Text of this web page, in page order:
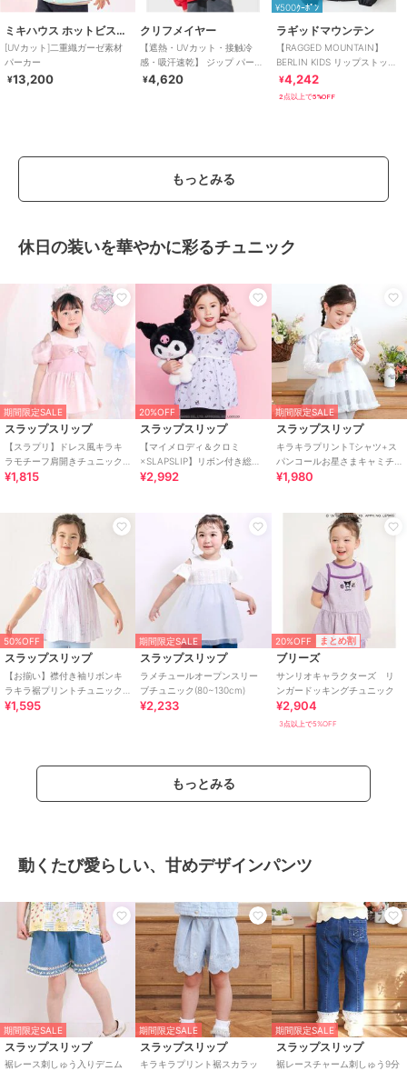
ミキハウス ホットビスケッツ
[UVカット]二重織ガーゼ素材
パーカー
¥13,200
クリフメイヤー
【遮熱・UVカット・接触冷
感・吸汗速乾】 ジップ パーカ
ー 120cm～170cm
¥4,620
¥500ｸｰﾎﾟﾝ
ラギッドマウンテン
【RAGGED MOUNTAIN】
BERLIN KIDS リップストップ
ポケッタブルパーカー 撥水
¥4,242
2点以上で5%OFF
もっとみる
休日の装いを華やかに彩るチュニック
期間限定SALE
スラップスリップ
【スラプリ】ドレス風キラキ
ラモチーフ肩開きチュニック
(90~130cm)
¥1,815
20%OFF
スラップスリップ
【マイメロディ＆クロミ
×SLAPSLIP】リボン付き総柄
フレアチュニック(90~130cm)
¥2,992
期間限定SALE
スラップスリップ
キラキラプリントTシャツ+ス
パンコールお星さまキャミチ
ュニック2点セット
¥1,980
50%OFF
スラップスリップ
【お揃い】襟付き袖リボンキ
ラキラ裾プリントチュニック
(80~130cm)
¥1,595
期間限定SALE
スラップスリップ
ラメチュールオープンスリー
ブチュニック(80~130cm)
¥2,233
20%OFF まとめ割
ブリーズ
サンリオキャラクターズ リ
ンガードッキングチュニック
¥2,904
3点以上で5%OFF
もっとみる
動くたび愛らしい、甘めデザインパンツ
期間限定SALE
スラップスリップ
裾レース刺しゅう入りデニム
期間限定SALE
スラップスリップ
キラキラプリント裾スカラッ
期間限定SALE
スラップスリップ
裾レースチャーム刺しゅう9分